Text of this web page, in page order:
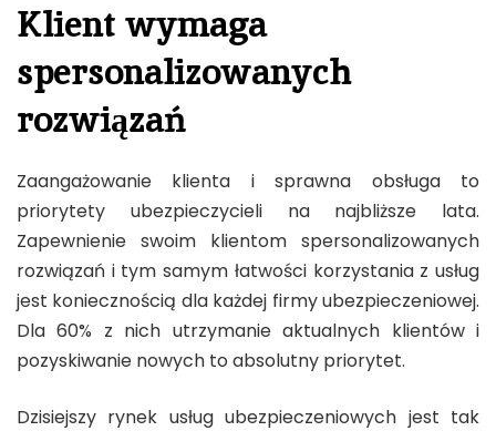
Klient wymaga
spersonalizowanych
rozwiązań
Zaangażowanie klienta i sprawna obsługa to
priorytety ubezpieczycieli na najbliższe lata.
Zapewnienie swoim klientom spersonalizowanych
rozwiązań i tym samym łatwości korzystania z usług
jest koniecznością dla każdej firmy ubezpieczeniowej.
Dla 60% z nich utrzymanie aktualnych klientów i
pozyskiwanie nowych to absolutny priorytet.
Dzisiejszy rynek usług ubezpieczeniowych jest tak